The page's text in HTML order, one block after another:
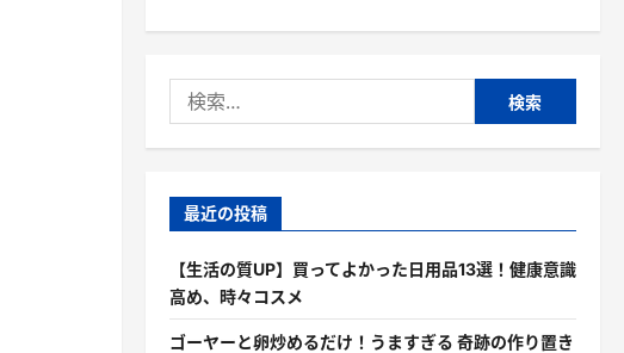
索:
最近の投稿
【生活の質UP】買ってよかった日用品13選！健康意識
高め、時々コスメ
ゴーヤーと卵炒めるだけ！うますぎる 奇跡の作り置き